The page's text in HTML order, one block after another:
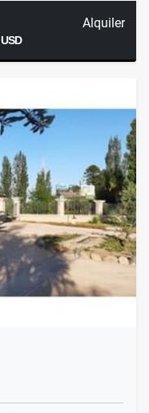
Alquiler
USD